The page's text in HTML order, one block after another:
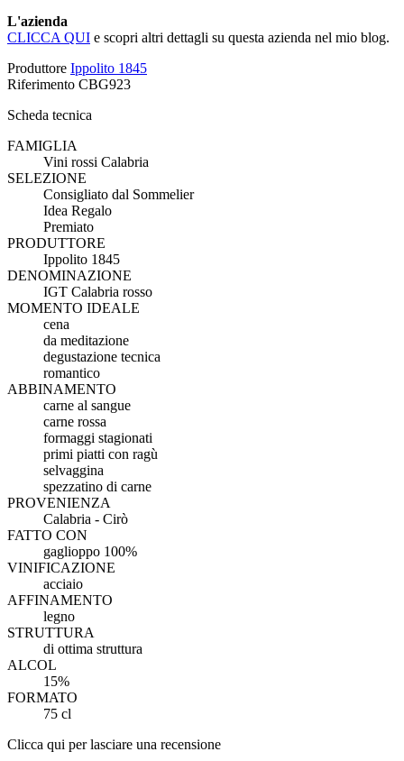
L'azienda
CLICCA QUI e scopri altri dettagli su questa azienda nel mio blog.
Produttore Ippolito 1845
Riferimento CBG923
Scheda tecnica
FAMIGLIA
Vini rossi Calabria
SELEZIONE
Consigliato dal Sommelier
Idea Regalo
Premiato
PRODUTTORE
Ippolito 1845
DENOMINAZIONE
IGT Calabria rosso
MOMENTO IDEALE
cena
da meditazione
degustazione tecnica
romantico
ABBINAMENTO
carne al sangue
carne rossa
formaggi stagionati
primi piatti con ragù
selvaggina
spezzatino di carne
PROVENIENZA
Calabria - Cirò
FATTO CON
gaglioppo 100%
VINIFICAZIONE
acciaio
AFFINAMENTO
legno
STRUTTURA
di ottima struttura
ALCOL
15%
FORMATO
75 cl
Clicca qui per lasciare una recensione